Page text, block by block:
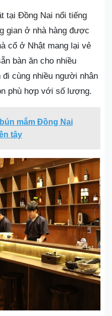
tại Đồng Nai nổi tiếng
gian ở nhà hàng được
cổ ở Nhật mang lại vẻ
bàn ăn cho nhiều
cùng nhiều người nhân
phù hợp với số lượng.
mắm Đồng Nai
tây